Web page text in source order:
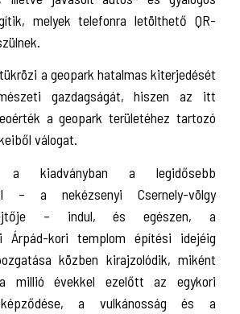
melyek telefonra letölthető QR-
a geopark hatalmas kiterjedését
gazdagságát, hiszen az itt
a geopark területéhez tartozó
válogat.
kiadványban a legidősebb
– a nekézsenyi Csernely-völgy
– indul, és egészen, a
Árpád-kori templom építési idejéig
közben kirajzolódik, miként
millió évekkel ezelőtt az egykori
a vulkánosság és a